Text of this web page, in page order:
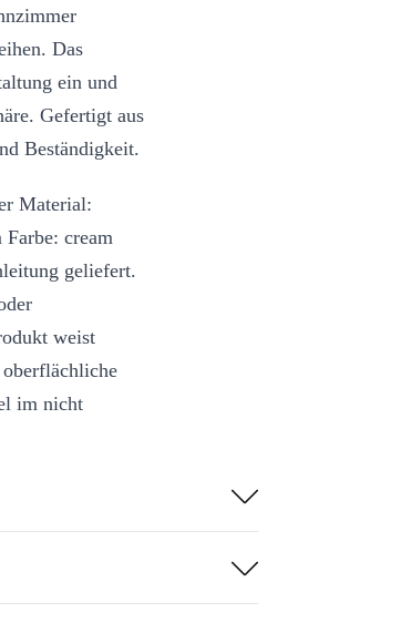
Das
ein und
Gefertigt aus
Beständigkeit.
Material:
cream
geliefert.
weist
im nicht